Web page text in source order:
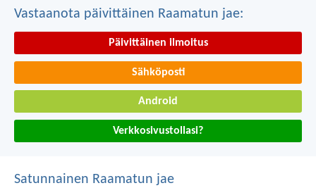
Vastaanota päivittäinen Raamatun jae:
Päivittäinen ilmoitus
Sähköposti
Android
Verkkosivustollasi?
Satunnainen Raamatun jae